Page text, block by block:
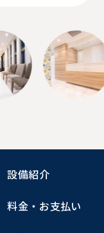
設備紹介
料金・お支払い